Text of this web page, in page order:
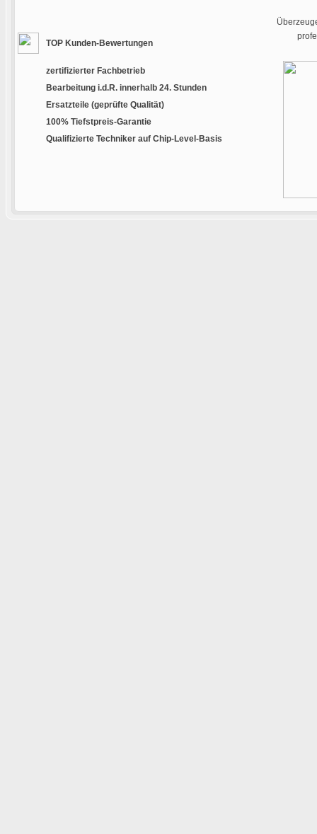
TOP Kunden-Bewertungen
zertifizierter Fachbetrieb
Bearbeitung i.d.R. innerhalb 24. Stunden
Ersatzteile (geprüfte Qualität)
100% Tiefstpreis-Garantie
Qualifizierte Techniker auf Chip-Level-Basis